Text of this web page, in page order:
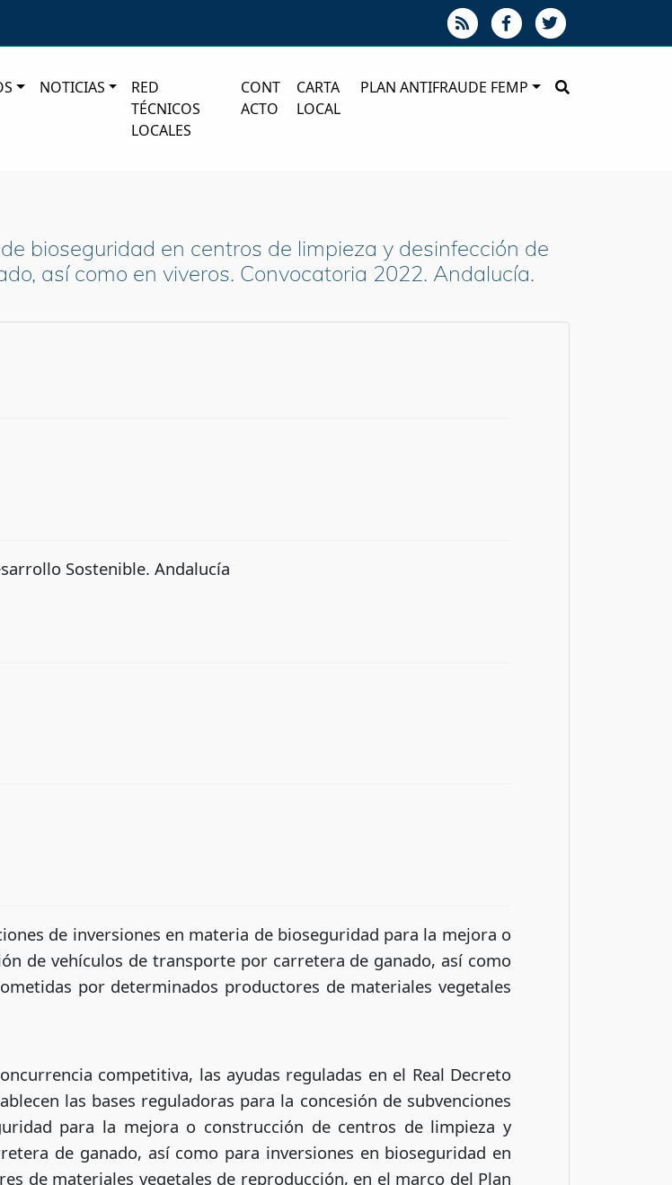
NOTICIAS
RED
TÉCNICOS
LOCALES
CONT
ACTO
CARTA
LOCAL
PLAN ANTIFRAUDE FEMP
bioseguridad en centros de limpieza y desinfección de
así como en viveros. Convocatoria 2022. Andalucía.
Sostenible. Andalucía
de inversiones en materia de bioseguridad para la mejora o
de vehículos de transporte por carretera de ganado, así como
por determinados productores de materiales vegetales
competitiva, las ayudas reguladas en el Real Decreto
las bases reguladoras para la concesión de subvenciones
para la mejora o construcción de centros de limpieza y
de ganado, así como para inversiones en bioseguridad en
de materiales vegetales de reproducción, en el marco del Plan